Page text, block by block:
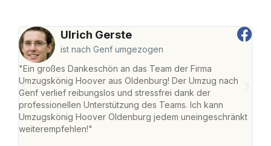
Ulrich Gerste
ist nach Genf umgezogen
"Ein großes Dankeschön an das Team der Firma
Umzugskönig Hoover aus Oldenburg! Der Umzug nach
Genf verlief reibungslos und stressfrei dank der
professionellen Unterstützung des Teams. Ich kann
Umzugskönig Hoover Oldenburg jedem uneingeschränkt
weiterempfehlen!"